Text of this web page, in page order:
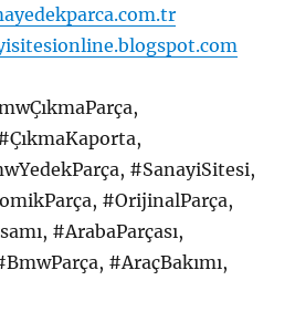
#SanayiSitesi,
#OrijinalParça,
#ArabaParçası,
#AraçBakımı,